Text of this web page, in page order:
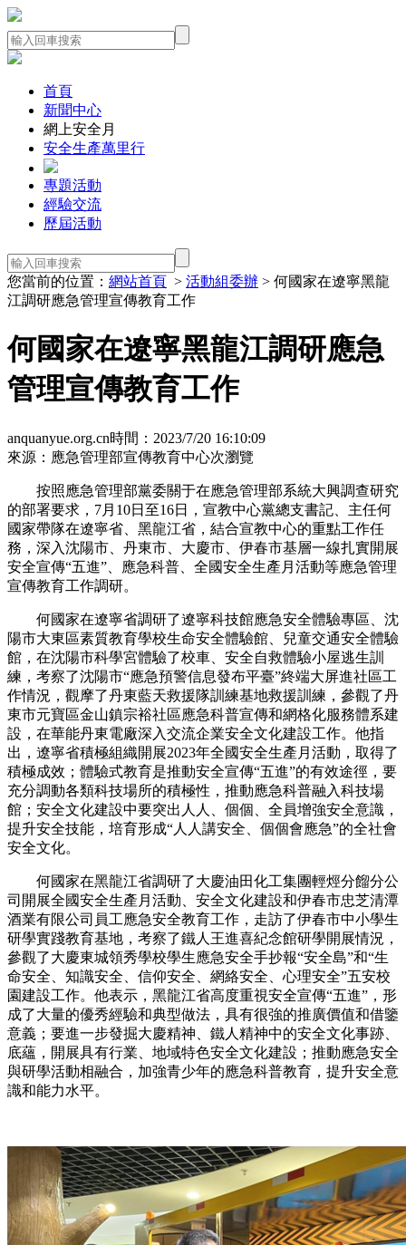
首頁
新聞中心
網上安全月
安全生產萬里行
專題活動
經驗交流
歷屆活動
您當前的位置： 網站首頁 > 活動組委辦 > 何國家在遼寧黑龍
江調研應急管理宣傳教育工作
何國家在遼寧黑龍江調研應急
管理宣傳教育工作
anquanyue.org.cn時間：2023/7/20 16:10:09
來源：應急管理部宣傳教育中心次瀏覽
按照應急管理部黨委關于在應急管理部系統大興調查研究
的部署要求，7月10日至16日，宣教中心黨總支書記、主任何
國家帶隊在遼寧省、黑龍江省，結合宣教中心的重點工作任
務，深入沈陽市、丹東市、大慶市、伊春市基層一線扎實開展
安全宣傳“五進”、應急科普、全國安全生產月活動等應急管理
宣傳教育工作調研。
何國家在遼寧省調研了遼寧科技館應急安全體驗專區、沈
陽市大東區素質教育學校生命安全體驗館、兒童交通安全體驗
館，在沈陽市科學宮體驗了校車、安全自救體驗小屋逃生訓
練，考察了沈陽市“應急預警信息發布平臺”終端大屏進社區工
作情況，觀摩了丹東藍天救援隊訓練基地救援訓練，參觀了丹
東市元寶區金山鎮宗裕社區應急科普宣傳和網格化服務體系建
設，在華能丹東電廠深入交流企業安全文化建設工作。他指
出，遼寧省積極組織開展2023年全國安全生產月活動，取得了
積極成效；體驗式教育是推動安全宣傳“五進”的有效途徑，要
充分調動各類科技場所的積極性，推動應急科普融入科技場
館；安全文化建設中要突出人人、個個、全員增強安全意識，
提升安全技能，培育形成“人人講安全、個個會應急”的全社會
安全文化。
何國家在黑龍江省調研了大慶油田化工集團輕烴分餾分公
司開展全國安全生產月活動、安全文化建設和伊春市忠芝清潭
酒業有限公司員工應急安全教育工作，走訪了伊春市中小學生
研學實踐教育基地，考察了鐵人王進喜紀念館研學開展情況，
參觀了大慶東城領秀學校學生應急安全手抄報“安全島”和“生
命安全、知識安全、信仰安全、網絡安全、心理安全”五安校
園建設工作。他表示，黑龍江省高度重視安全宣傳“五進”，形
成了大量的優秀經驗和典型做法，具有很強的推廣價值和借鑒
意義；要進一步發掘大慶精神、鐵人精神中的安全文化事跡、
底蘊，開展具有行業、地域特色安全文化建設；推動應急安全
與研學活動相融合，加強青少年的應急科普教育，提升安全意
識和能力水平。